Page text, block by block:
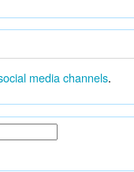
media channels.